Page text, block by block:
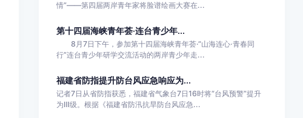
情”——第四届两岸青年家将脸谱绘画大赛在...
第十四届海峡青年荟·连台青少年...
8月7日下午，参加第十四届海峡青年荟·“山海连心·青春同
行”连台青少年研学交流活动的两岸青少年走...
福建省防指提升防台风应急响应为...
记者7日从省防指获悉，福建省气象台7日16时将“台风预警”提升
为Ⅲ级。根据《福建省防汛抗旱防台风应急...